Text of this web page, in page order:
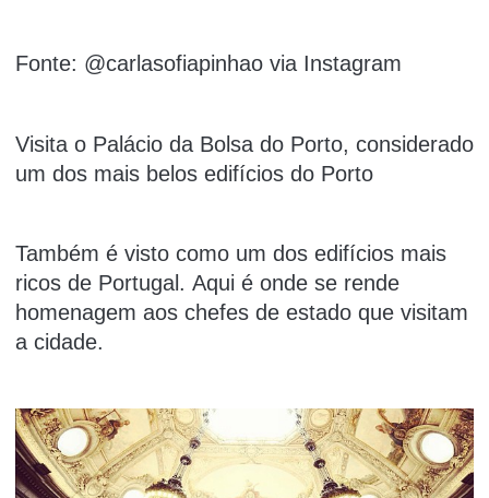
Fonte: @carlasofiapinhao via Instagram
Visita o Palácio da Bolsa do Porto, considerado
um dos mais belos edifícios do Porto
Também é visto como um dos edifícios mais
ricos de Portugal. Aqui é onde se rende
homenagem aos chefes de estado que visitam
a cidade.